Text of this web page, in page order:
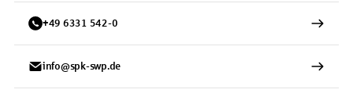
+49 6331 542-0
info@spk-swp.de